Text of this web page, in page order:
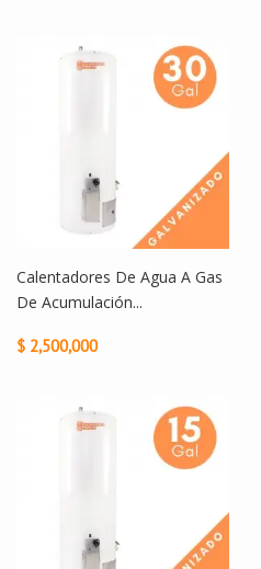
Calentadores De Agua A Gas
De Acumulación...
$ 2,500,000